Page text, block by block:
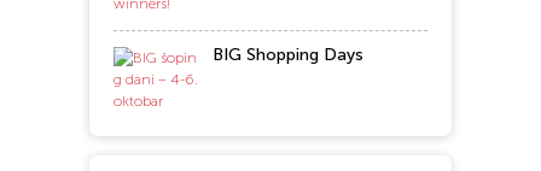
BIG Shopping Days